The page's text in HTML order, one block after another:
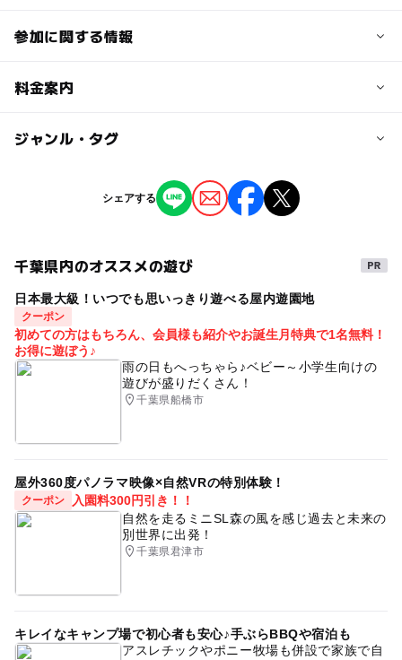
参加に関する情報
対象年齢
店頭もしくはお電話にてお問い合せください。
・ご友人の分のご予約を、代表者様から一緒に承る事はで
きません。
参加されるご家族様ごとにご予約をお願いします。
・事前予約の受付はイベント開催前日の19:00まで、
もしくは定員に達し次第終了いたします。
料金案内
子供の料金
子供の料金詳細
平日マンスリーパスをお買い上げ、お持ちのお客様は無料
でイベントにご参加いただけます。
大人の料金
700円
平日マンスリーパスをお買い上げ、お持ちのお客様は無料
でイベントにご参加いただけます。
ジャンル・タグ
タグ
からだあそび 親子で楽しめる 雨の日でもOK
ハイハイレース
シェアする
千葉県内のオススメの遊び
日本最大級！いつでも思いっきり遊べる屋内遊園地
クーポン
初めての方はもちろん、会員様も紹介やお誕生月特典で1名無料！
お得に遊ぼう♪
雨の日もへっちゃら♪ベビー～小学生向けの
遊びが盛りだくさん！
千葉県船橋市
屋外360度パノラマ映像×自然VRの特別体験！
クーポン
入園料300円引き！！
自然を走るミニSL森の風を感じ過去と未来の
別世界に出発！
千葉県君津市
キレイなキャンプ場で初心者も安心♪手ぶらBBQや宿泊も
アスレチックやポニー牧場も併設で家族で自